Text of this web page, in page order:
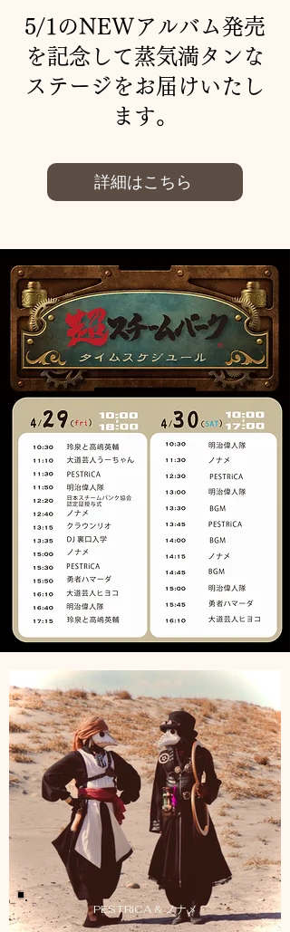
5/1のNEWアルバム発売
を記念して蒸気満タンな
ステージをお届けいたし
ます。
詳細はこちら
​PESTRiCA & ノナメ